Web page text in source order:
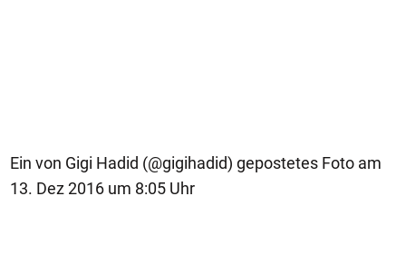
Ein von Gigi Hadid (@gigihadid) gepostetes Foto am
13. Dez 2016 um 8:05 Uhr